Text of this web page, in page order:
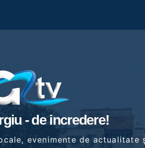
- de incredere!
evenimente de actualitate